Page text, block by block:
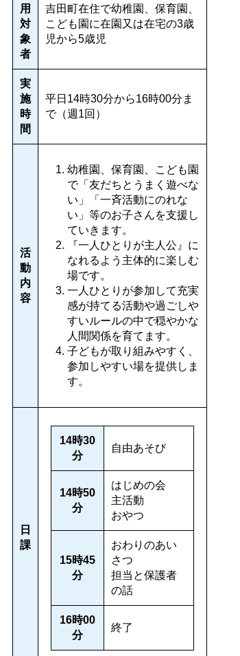
用
対
象
者
吉田町在住で幼稚園、保育園、
こども園に在園又は在宅の3歳
児から5歳児
実
施
時
間
平日14時30分から16時00分ま
で（週1回）
活
動
内
容
幼稚園、保育園、こども園
で「友だちとうまく遊べな
い」「一斉活動にのれな
い」等のお子さんを支援し
ていきます。
『一人ひとりが主人公』に
なれるよう主体的に楽しむ
場です。
一人ひとりが参加して充実
感が持てる活動や過ごしや
すいルールの中で穏やかな
人間関係を育てます。
子どもが取り組みやすく、
参加しやすい場を提供しま
す。
日
課
14時30
分
自由あそび
14時50
分
はじめの会
主活動
おやつ
15時45
分
おわりのあい
さつ
担当と保護者
の話
16時00
分
終了